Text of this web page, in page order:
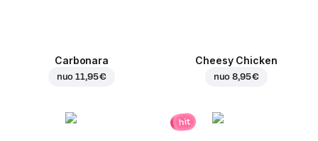
Carbonara
nuo11,95 €
Cheesy Chicken
nuo8,95 €
hit